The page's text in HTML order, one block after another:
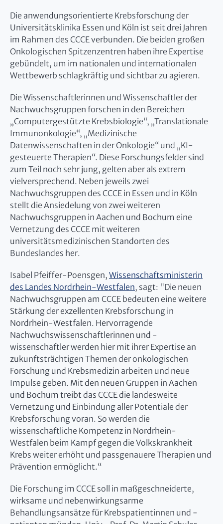
Die anwendungsorientierte Krebsforschung der
Universitätsklinika Essen und Köln ist seit drei Jahren
im Rahmen des CCCE verbunden. Die beiden großen
Onkologischen Spitzenzentren haben ihre Expertise
gebündelt, um im nationalen und internationalen
Wettbewerb schlagkräftig und sichtbar zu agieren.
Die Wissenschaftlerinnen und Wissenschaftler der
Nachwuchsgruppen forschen in den Bereichen
„Computergestützte Krebsbiologie“, „Translationale
Immunonkologie“, „Medizinische
Datenwissenschaften in der Onkologie“ und „KI-
gesteuerte Therapien“. Diese Forschungsfelder sind
zum Teil noch sehr jung, gelten aber als extrem
vielversprechend. Neben jeweils zwei
Nachwuchsgruppen des CCCE in Essen und in Köln
stellt die Ansiedelung von zwei weiteren
Nachwuchsgruppen in Aachen und Bochum eine
Vernetzung des CCCE mit weiteren
universitätsmedizinischen Standorten des
Bundeslandes her.
Isabel Pfeiffer-Poensgen, Wissenschaftsministerin
des Landes Nordrhein-Westfalen, sagt: "Die neuen
Nachwuchsgruppen am CCCE bedeuten eine weitere
Stärkung der exzellenten Krebsforschung in
Nordrhein-Westfalen. Hervorragende
Nachwuchswissenschaftlerinnen und -
wissenschaftler werden hier mit ihrer Expertise an
zukunftsträchtigen Themen der onkologischen
Forschung und Krebsmedizin arbeiten und neue
Impulse geben. Mit den neuen Gruppen in Aachen
und Bochum treibt das CCCE die landesweite
Vernetzung und Einbindung aller Potentiale der
Krebsforschung voran. So werden die
wissenschaftliche Kompetenz in Nordrhein-
Westfalen beim Kampf gegen die Volkskrankheit
Krebs weiter erhöht und passgenauere Therapien und
Prävention ermöglicht.“
Die Forschung im CCCE soll in maßgeschneiderte,
wirksame und nebenwirkungsarme
Behandlungsansätze für Krebspatientinnen und -